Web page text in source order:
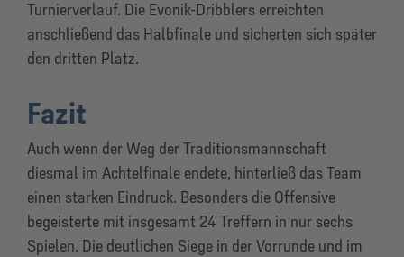
Turnierverlauf. Die Evonik-Dribblers erreichten
anschließend das Halbfinale und sicherten sich später
den dritten Platz.
Fazit
Auch wenn der Weg der Traditionsmannschaft
diesmal im Achtelfinale endete, hinterließ das Team
einen starken Eindruck. Besonders die Offensive
begeisterte mit insgesamt 24 Treffern in nur sechs
Spielen. Die deutlichen Siege in der Vorrunde und im